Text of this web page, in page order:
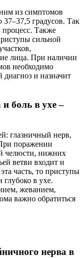
из симптомов
градусов. Так
процесс. Также
сильной
лица. При наличии
необходимо
диагноз и назначит
боль в ухе –
глазничный нерв,
поражении
челюсти, нижних
ветви входит и
часть, то приступы
в ухе.
жеванием,
важно обратиться
нерва в